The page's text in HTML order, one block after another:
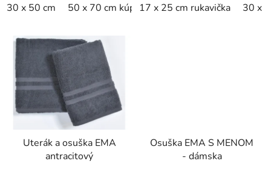
30 x 50 cm 50 x 70 cm kúpeľňová predložka 50 x 100
17 x 25 cm rukavička 30 x
Uterák a osuška EMA
antracitový
Osuška EMA S MENOM
- dámska